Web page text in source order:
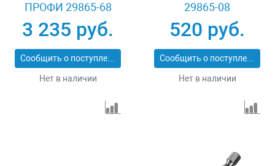
ПРОФИ 29865-68
3 235 руб.
Сообщить о поступлении
Нет в наличии
29865-08
520 руб.
Сообщить о поступлении
Нет в наличии